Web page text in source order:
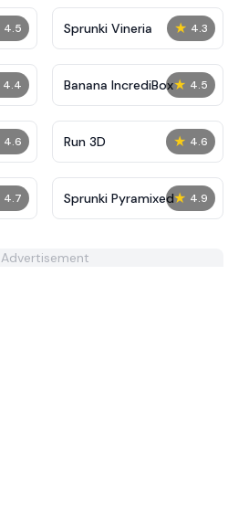
4.5 ★ 4.3
Sprunki Vineria
4.4 ★ 4.5
Banana IncrediBox
4.6 ★ 4.6
Run 3D
4.7 ★ 4.9
Sprunki Pyramixed
Advertisement